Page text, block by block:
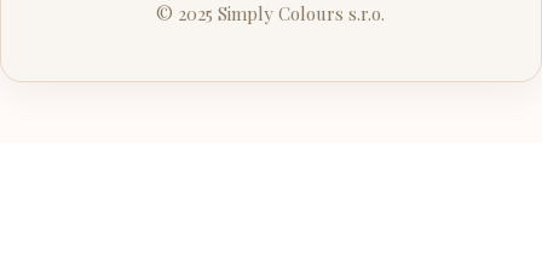
© 2025 Simply Colours s.r.o.